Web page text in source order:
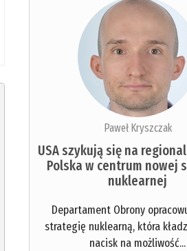
Paweł Kryszczak
USA szykują się na
Polska w centrum nowej
nuklearnej
Departament Obrony
strategię nuklearną, która
nacisk na możliwość...